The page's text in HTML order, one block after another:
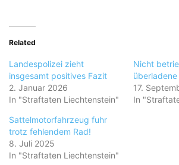
Related
Landespolizei zieht
insgesamt positives Fazit
2. Januar 2026
In "Straftaten Liechtenstein"
Nicht
17.
In
Sattelmotorfahrzeug fuhr
trotz fehlendem Rad!
8. Juli 2025
In "Straftaten Liechtenstein"